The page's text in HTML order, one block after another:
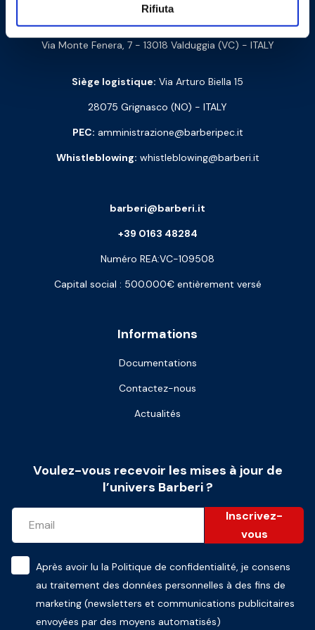
Rifiuta
Via Monte Fenera, 7 - 13018 Valduggia (VC) - ITALY
Siège logistique: Via Arturo Biella 15
28075 Grignasco (NO) - ITALY
PEC: amministrazione@barberipec.it
Whistleblowing: whistleblowing@barberi.it
Informations
Documentations
Contactez-nous
Actualités
barberi@barberi.it
+39 0163 48284
Numéro REA:VC-109508
Capital social : 500.000€ entièrement versé
Voulez-vous recevoir les mises à jour de
l’univers Barberi ?
Inscrivez-
vous
Après avoir lu la Politique de confidentialité, je consens
au traitement des données personnelles à des fins de
marketing (newsletters et communications publicitaires
envoyées par des moyens automatisés)